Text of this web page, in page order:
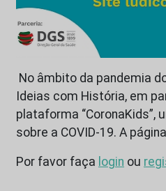
No âmbito da pandemia
Ideias com História, em
plataforma
sobre a COVID-19. A
Por favor faça login ou